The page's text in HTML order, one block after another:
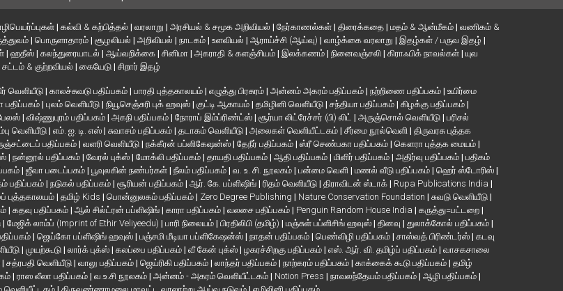
| கல்வி & கற்பித்தல் | வரலாறு | அரசியல் & சமூக அறிவியல் | நேர்காணல்கள் | திரைக்கதை | மதம் & ஆன்மீகம் | வணிகம் &
| பொருளாதாரம் | சூழலியல் | அறிவியல் | நாடகம் | உளவியல் | ஆராய்ச்சி (ஆய்வு) | வாழ்க்கை வரலாறு | இதழ்கள் / பருவ இதழ் |
| ஹதீஸ் | கலந்துரையாடல் | ஆய்வறிக்கை | சினிமா | அகராதி & களஞ்சியம் | இலக்கணம் | நினைவஞ்சலி | கிராஃபிக் நாவல்கள் | யுவ
சட்டம் & குற்றவியல் | கையேடு | சிறார் இதழ்
வெளியீடு | காலச்சுவடு பதிப்பகம் | பாரதி புத்தகாலயம் | எழுத்து பிரசுரம் | அன்னம் அகரம் பதிப்பகம் | நற்றிணை பதிப்பகம் | உயிர்மை
பதிப்பகம்| புலம் வெளியீடு | நியூசெஞ்சுரி புக் ஹவுஸ் | குட்டி ஆகாயம் | தமிழினி வெளியீடு | சந்தியா பதிப்பகம் | கிழக்கு பதிப்பகம் |
| விஷ்ணுபுரம் பதிப்பகம் | அகநி பதிப்பகம் | நோராப் இம்ப்ரிண்ட்ஸ் | சூர்யா லிட்ரேச்சர் (பி) லிட் | அருஞ்சொல் வெளியீடு | பரிசல்
வெளியீடு| எம். ஐ. டி. எஸ் | சுவாசம் பதிப்பகம் | தடாகம் வெளியீடு | அலைகள் வெளியீட்டகம் | சீர்மை நூல்வெளி | திருவரசு புத்தக
பதிப்பகம் | வளரி வெளியீடு | நக்கீரன் பப்ளிகேஷன்ஸ் | தேநீர் பதிப்பகம் | ஸ்ரீ செண்பகா பதிப்பகம் | கௌரா புத்தக மையம் |
| நன்னூல் பதிப்பகம் | வேரல் புக்ஸ் | மோக்லி பதிப்பகம் | தாயதி பதிப்பகம் | ஆதி பதிப்பகம் | மிளிர் பதிப்பகம் | அதிர்வு பதிப்பகம் | பதிகம்
| ஜீவா படைப்பகம் | பூவுலகின் நண்பர்கள் | நீலம் பதிப்பகம் | வ. உ. சி. நூலகம் | பன்மை வெளி | மணல் வீடு பதிப்பகம் | ஹெர் ஸ்டோரிஸ் |
பதிப்பகம் | நடுகல் பதிப்பகம் | சூரியன் பதிப்பகம் | ஆர். கே. பப்ளிஷிங் | ரிதம் வெளியீடு | திராவிடன் ஸ்டாக் | Rupa Publications India |
புத்தகாலயம் | தமிழ் Kids | பொன்னுலகம் பதிப்பகம் | Zero Degree Publishing | Nature Conservation Foundation | சுவடு வெளியீடு |
| கதவு பதிப்பகம் | ஆல் சில்ட்ரன் பப்ளிஷிங் | காரா பதிப்பகம் | வலசை பதிப்பகம் | Penguin Random House India | கருத்து=பட்டறை |
| மேஜிக் லாம்ப் (Imprint of Ethir Veliyeedu) | பாரி நிலையம் | பிரதிலிபி (தமிழ்) | மஞ்சுள் பப்ளிசிங் ஹவுஸ் | தினவு | துலாக்கோல் பதிப்பகம் |
| ஜெய்கோ பப்ளிஷிங் ஹவுஸ் | பஞ்சமி மீடியா பப்ளிகேஷன்ஸ் | நாதன் பதிப்பகம் | பெண்விழி பதிப்பகம் | சாஸ்வத் பிரிண்டர்ஸ் | கடவு
| முயற்கூடு | லார்க் புக்ஸ் | கலப்பை பதிப்பகம் | வீ கேன் புக்ஸ் | ழகரச்சிறகு பதிப்பகம் | எஸ். ஆர். வி. தமிழ்ப் பதிப்பகம் | வாசகசாலை
| சத்ரபதி வெளியீடு | வாலு பதிப்பகம் | ஜெய்ரிகி பதிப்பகம் | லாந்தர் பதிப்பகம் | நாற்கரம் பதிப்பகம் | காக்கைக் கூடு பதிப்பகம் | தமிழ்
| ராஸ லீலா பதிப்பகம் | வ.உ.சி நூலகம் | அன்னம் - அகரம் வெளியீட்டகம் | Notion Press | நாவலந்தேயம் பதிப்பகம் | ஆழி பதிப்பகம் |